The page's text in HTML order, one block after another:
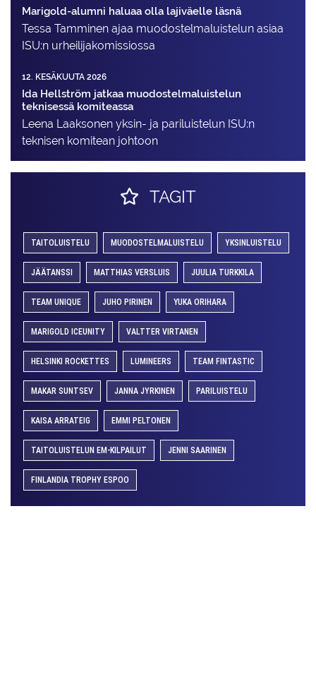
Marigold-alumni haluaa olla lajiväelle läsnä
Tessa Tamminen ajaa muodostelma­luistelun asiaa
ISU:n urheilija­komissiossa
12. KESÄKUUTA 2026
Ida Hellström jatkaa muodostelmaluistelun
teknisessä komiteassa
Leena Laaksonen yksin- ja pariluistelun ISU:n
teknisen komitean johtoon
TAGIT
TAITOLUISTELU MUODOSTELMALUISTELU YKSINLUISTELU
JÄÄTANSSI MATTHIAS VERSLUIS JUULIA TURKKILA
TEAM UNIQUE JUHO PIRINEN YUKA ORIHARA
MARIGOLD ICEUNITY VALTTER VIRTANEN
HELSINKI ROCKETTES LUMINEERS TEAM FINTASTIC
MAKAR SUNTSEV JANNA JYRKINEN PARILUISTELU
KAISA ARRATEIG EMMI PELTONEN
TAITOLUISTELUN EM-KILPAILUT JENNI SAARINEN
FINLANDIA TROPHY ESPOO